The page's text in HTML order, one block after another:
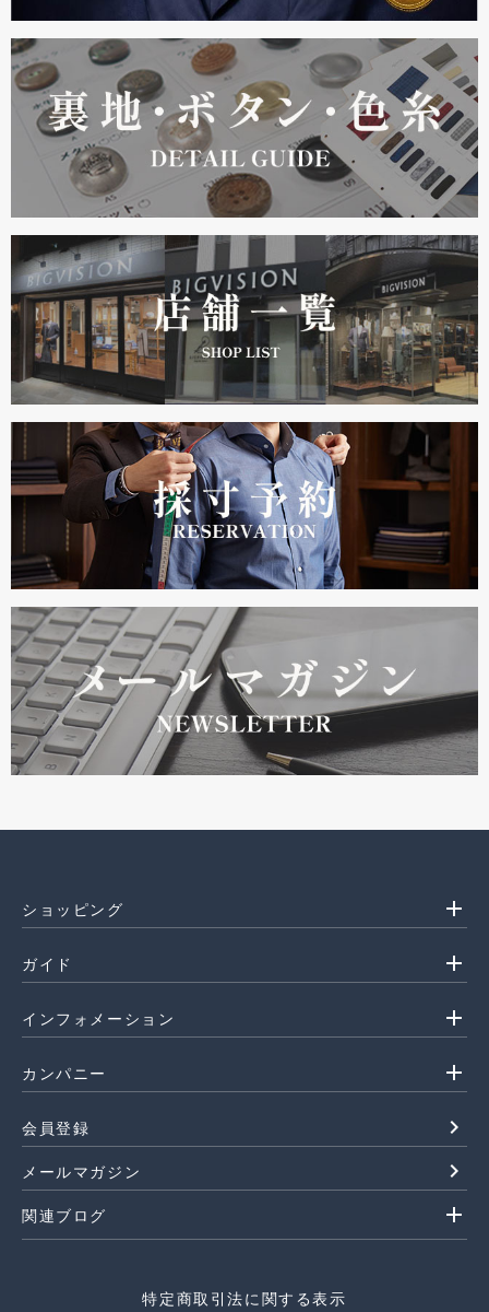
ショッピング add
ガイド add
インフォメーション add
カンパニー add
会員登録 navigate_next
メールマガジン navigate_next
関連ブログ add
特定商取引法に関する表示